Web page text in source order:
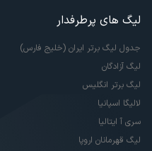
لیگ های پرطرفدار
جدول لیگ برتر ایران (خلیج فارس)
لیگ آزادگان
لیگ برتر انگلیس
لالیگا اسپانیا
سری آ ایتالیا
لیگ قهرمانان اروپا